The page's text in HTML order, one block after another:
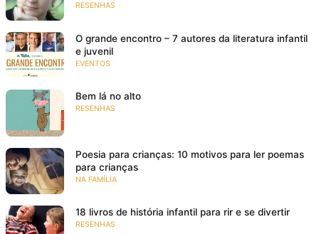
RESENHAS
O grande encontro – 7 autores da literatura infantil
e juvenil
EVENTOS
Bem lá no alto
RESENHAS
Poesia para crianças: 10 motivos para ler poemas
para crianças
NA FAMÍLIA
18 livros de história infantil para rir e se divertir
RESENHAS